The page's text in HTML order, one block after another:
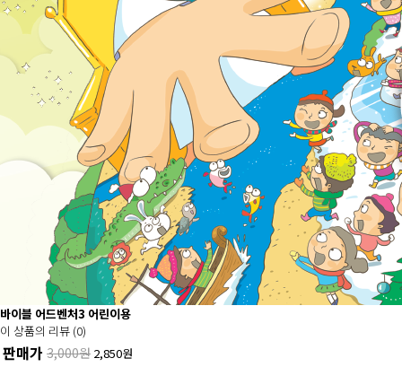
바이블 어드벤처3 어린이용
이 상품의 리뷰 (0)
판매가 3,000원 2,850원